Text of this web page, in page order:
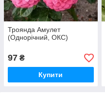
Троянда Амулет
(Однорічний, ОКС)
97 ₴
Купити